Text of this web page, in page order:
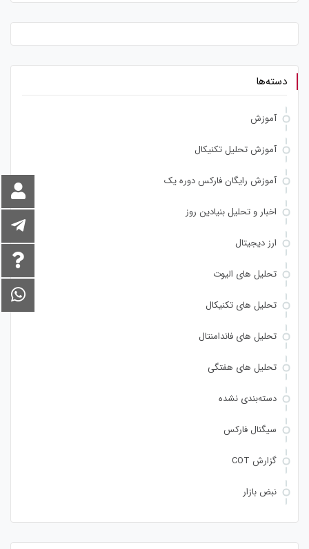
دسته‌ها
آموزش
آموزش تحلیل تکنیکال
آموزش رایگان فارکس دوره یک
اخبار و تحلیل بنیادین روز
ارز دیجیتال
تحلیل های الیوت
تحلیل های تکنیکال
تحلیل های فاندامنتال
تحلیل های هفتگی
دسته‌بندی نشده
سیگنال فارکس
گزارش COT
نبض بازار